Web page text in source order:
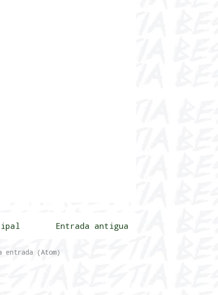
Entrada antigua
entrada (Atom)